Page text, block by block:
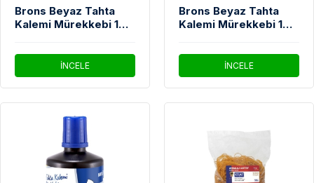
Brons Beyaz Tahta
Kalemi Mürekkebi 100
İNCELE
Brons Beyaz Tahta
Kalemi Mürekkebi 100
İNCELE